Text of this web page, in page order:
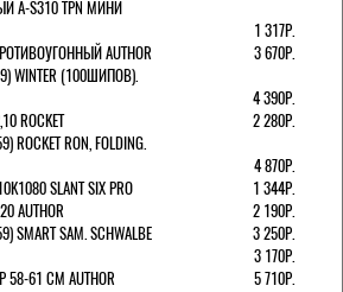
A-S310 TPN МИНИ
1 317Р.
AUTHOR
3 670Р.
WINTER (100ШИПОВ).
4 390Р.
ROCKET
2 280Р.
RON, FOLDING.
4 870Р.
SLANT SIX PRO
1 344Р.
AUTHOR
2 190Р.
SAM. SCHWALBE
3 250Р.
3 170Р.
58-61 СМ AUTHOR
5 710Р.